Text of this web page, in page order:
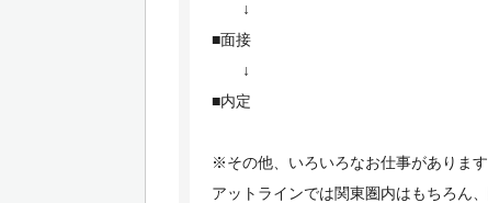
↓
■面接
↓
■内定
※その他、いろいろなお仕事がありま
アットラインでは関東圏内はもちろん